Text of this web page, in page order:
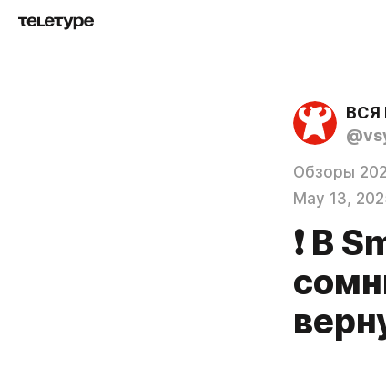
Обзоры
May 13,
❗ B